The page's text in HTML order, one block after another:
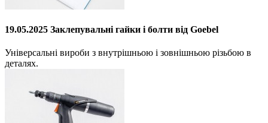
19.05.2025 Заклепувальні гайки і болти від Goebel
Універсальні вироби з внутрішньою і зовнішньою різьбою в
деталях.